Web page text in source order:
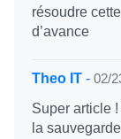
résoudre
d’avance
Theo IT - 02/
Super article
la